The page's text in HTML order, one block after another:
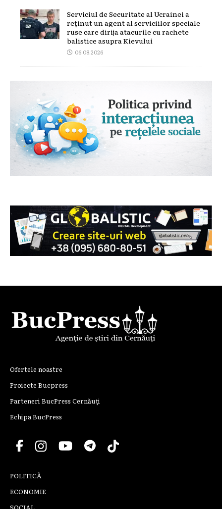
Serviciul de Securitate al Ucrainei a
reținut un agent al serviciilor speciale
ruse care dirija atacurile cu rachete
balistice asupra Kievului
06.08.2026
Ofertele noastre
Proiecte Bucpress
Parteneri BucPress Cernăuți
Echipa BucPress
POLITICĂ
ECONOMIE